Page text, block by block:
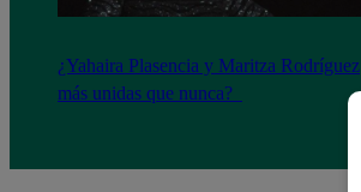
¿Yahaira Plasencia y Maritza Rodríguez
más unidas que nunca?